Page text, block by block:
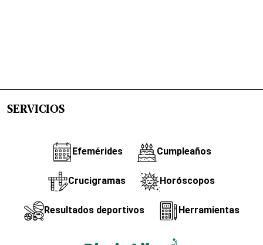
SERVICIOS
Efemérides Cumpleaños
Crucigramas Horóscopos
Resultados deportivos Herramientas